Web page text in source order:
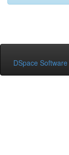
DSpace Software